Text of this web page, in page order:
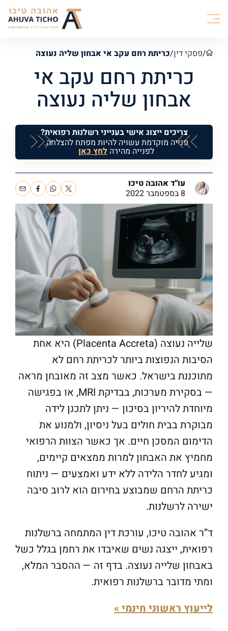
/פסקי דין/כריתת רחם עקב אי אבחון שליה נעוצה
כריתת רחם עקב אי
אבחון שליה נעוצה
צריכים ייצוג אישי בענייני רשלנות רפואית?
פנייה מוקדמת עשויה להיות מפתח להצלחה.
לפנייה מהירה לחץ כאן
עו"ד אהובה טיכו
8 בספטמבר 2022
שלייה נעוצה (Placenta Accreta) היא אחת
הסיבות הנפוצות ביותר לכריתת רחם לא
מתוכננת בישראל. כאשר מצב זה מאובחן מראה
— בסקירת מערכות, בבדיקת MRI, או בפגישה
מיוחדת להיריון בסיכון — ניתן לתכנן לידה
מבוקרת בבית חולים בעל ניסיון, ולמנוע את
הדימום המסכן חיים. אך כאשר הצוות הרפואי
מחמיץ את האבחון למרות ממצאים קיימים,
ומגיע לחדר הלידה ללא ידע ואמצעים — ניתוח
כריתת הרחם שמבוצע בחירום הוא לרוב סיבה
ישירה לרשלנות.
ד”ר אהובה טיכו, עורכת דין המתמחה ברשלנות
רפואית, ייצגה נשים שאיבדו את רחמן בגלל כשל
באבחון שלייה נעוצה. בדף זה — ההסבר המלא,
ומתי מדובר ברשלנות רפואית.
לייעוץ ראשוני חינמי »